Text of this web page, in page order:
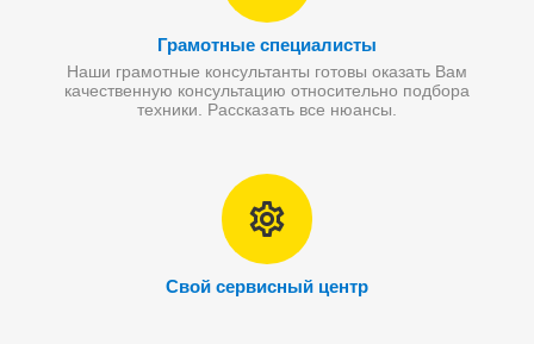
Грамотные специалисты
Наши грамотные консультанты готовы оказать Вам
качественную консультацию относительно подбора
техники. Рассказать все нюансы.
Свой сервисный центр